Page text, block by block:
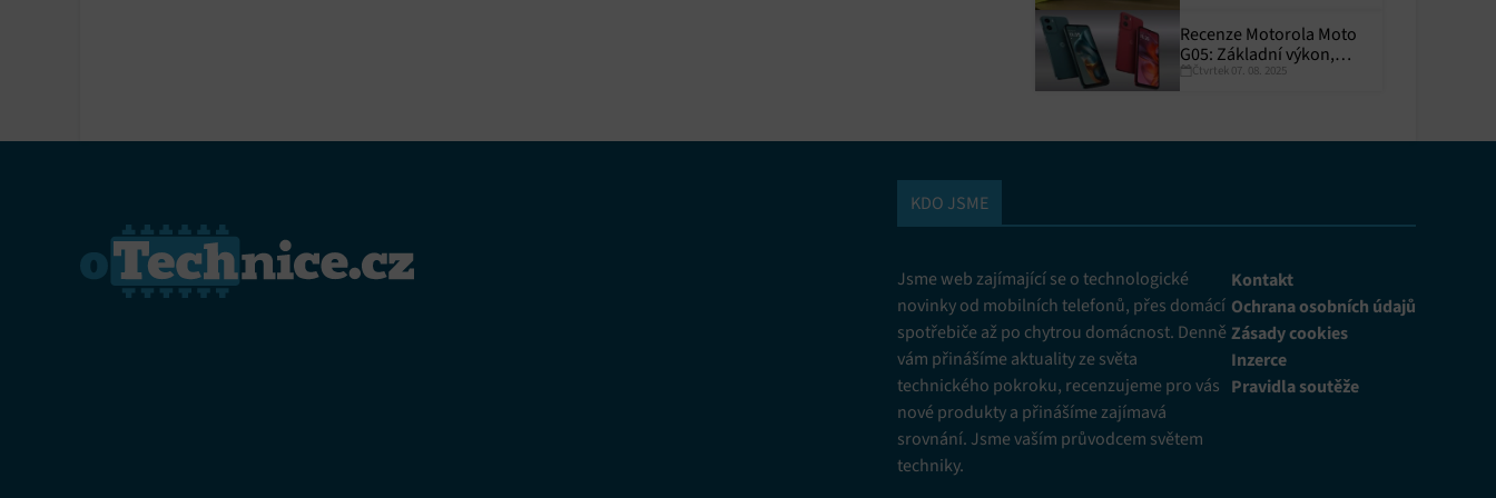
Recenze Motorola Moto
G05: Základní výkon,
skvělá výdrž
Čtvrtek 07. 08. 2025
KDO JSME
Jsme web zajímající se o technologické
novinky od mobilních telefonů, přes domácí
spotřebiče až po chytrou domácnost. Denně
vám přinášíme aktuality ze světa
technického pokroku, recenzujeme pro vás
nové produkty a přinášíme zajímavá
srovnání. Jsme vaším průvodcem světem
techniky.
Kontakt
Ochrana osobních údajů
Zásady cookies
Inzerce
Pravidla soutěže